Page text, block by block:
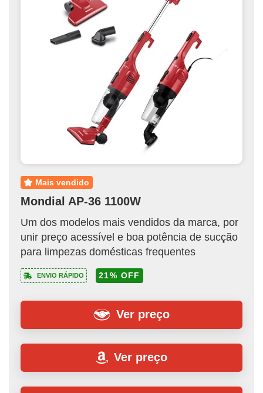
mais vendido
Mondial AP-36 1100W
Um dos modelos mais vendidos da marca, por
unir preço acessível e boa potência de sucção
para limpezas domésticas frequentes
ENVIO RÁPIDO 21% OFF
Ver preço
Ver preço